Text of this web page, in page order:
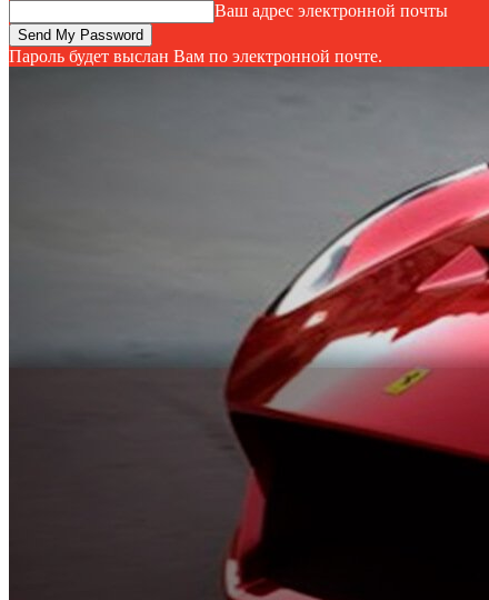
Ваш адрес электронной почты
Пароль будет выслан Вам по электронной почте.